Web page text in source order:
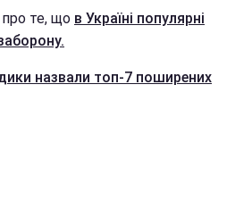
те, що в Україні популярні
назвали топ-7 поширених